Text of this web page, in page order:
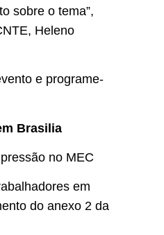
sobre o tema”,
Heleno
e programe-
Brasilia
no MEC
em
do anexo 2 da